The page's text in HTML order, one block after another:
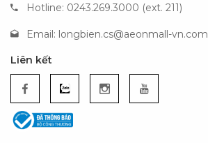
Hotline: 0243.269.3000 (ext. 211)
Email: longbien.cs@aeonmall-vn.com
Liên kết